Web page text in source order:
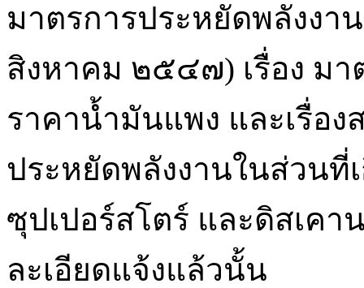
มาตรการประหยัดพลังง
สิงหาคม ๒๕๔๗) เรื่อง มา
ราคาน้ำมันแพง และเรื่อ
ประหยัดพลังงานในส่วนที่
ซุปเปอร์สโตร์ และดิสเค
ละเอียดแจ้งแล้วนั้น